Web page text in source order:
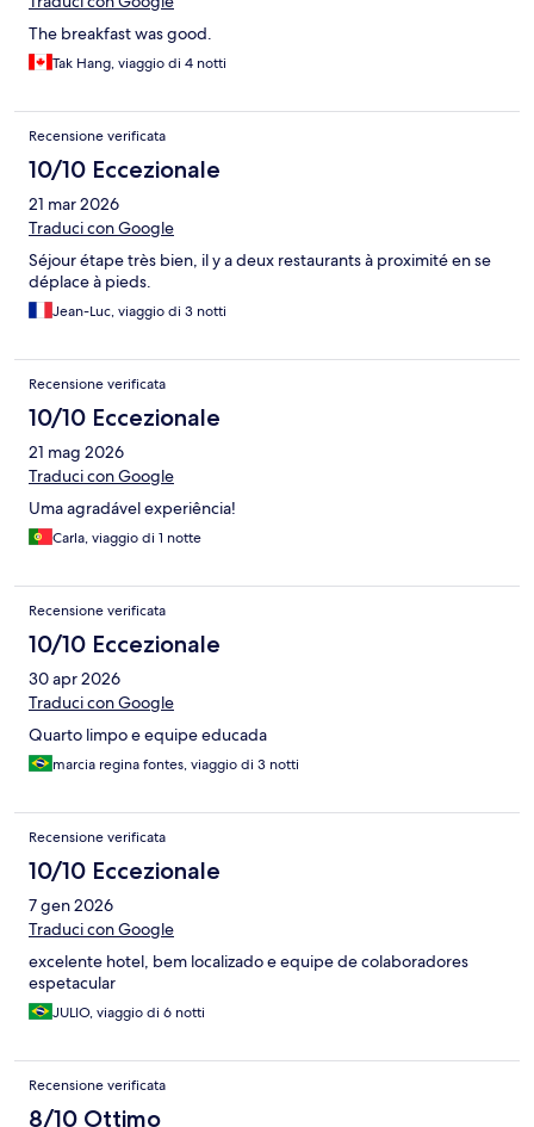
The breakfast was good.
Tak Hang, viaggio di 4 notti
Recensione verificata
10/10 Eccezionale
21 mar 2026
Traduci con Google
Séjour étape très bien, il y a deux restaurants à proximité en se
déplace à pieds.
Jean-Luc, viaggio di 3 notti
Recensione verificata
10/10 Eccezionale
21 mag 2026
Traduci con Google
Uma agradável experiência!
Carla, viaggio di 1 notte
Recensione verificata
10/10 Eccezionale
30 apr 2026
Traduci con Google
Quarto limpo e equipe educada
marcia regina fontes, viaggio di 3 notti
Recensione verificata
10/10 Eccezionale
7 gen 2026
Traduci con Google
excelente hotel, bem localizado e equipe de colaboradores
espetacular
JULIO, viaggio di 6 notti
Recensione verificata
8/10 Ottimo